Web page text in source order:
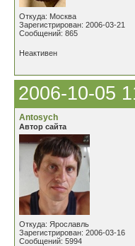
Откуда: Москва
Зарегистрирован: 2006-03-21
Сообщений: 865
Неактивен
2006-10-05
Antosych
Автор сайта
Откуда: Ярославль
Зарегистрирован: 2006-03-16
Сообщений: 5994